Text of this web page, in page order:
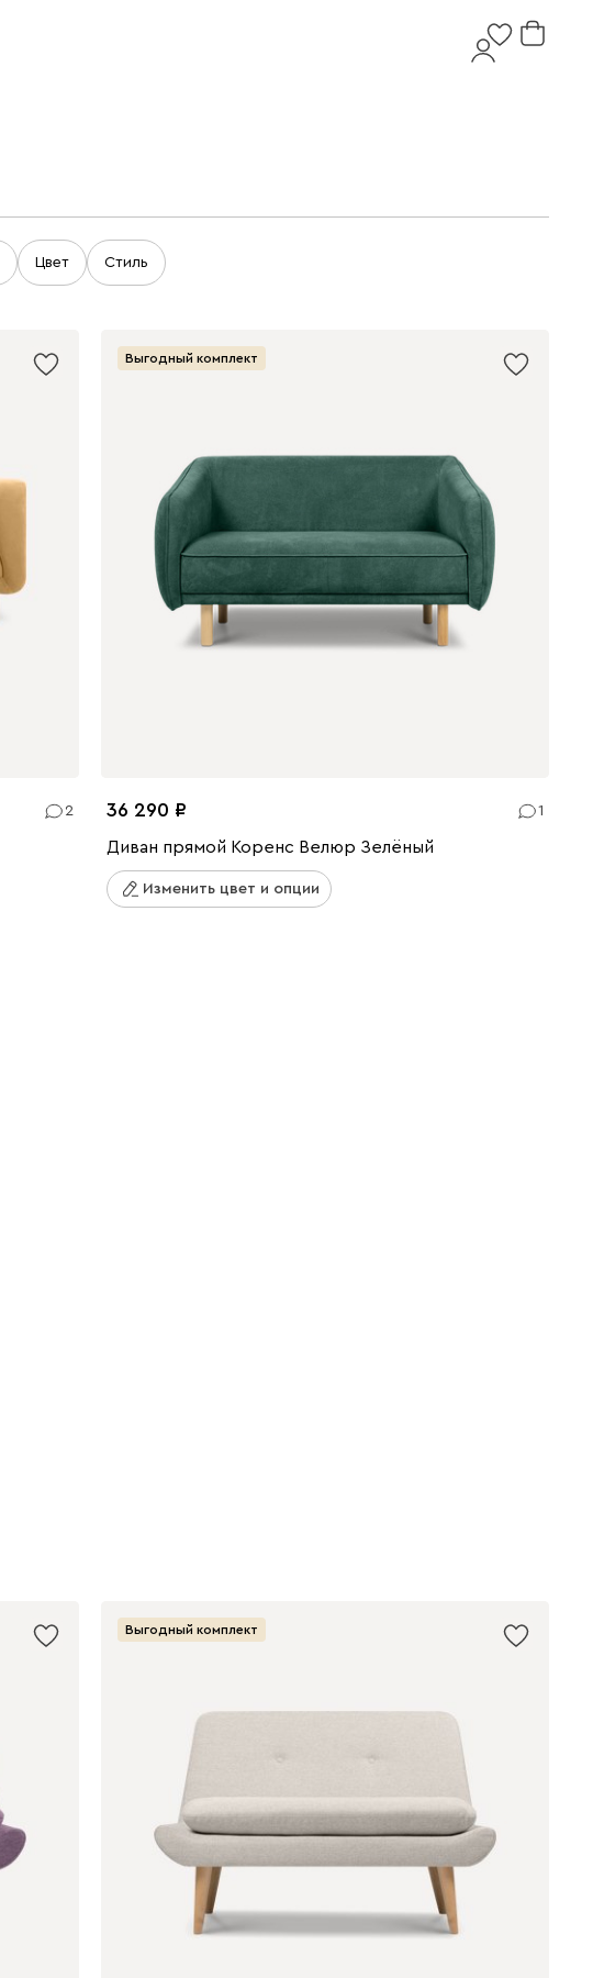
Цвет Стиль
2
Выгодный комплект
36 290 1
Диван прямой Коренс Велюр Зелёный
Изменить цвет и опции
Выгодный комплект